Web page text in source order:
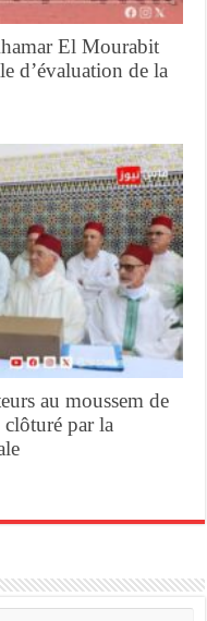
El Mourabit
d’évaluation de la
au moussem de
par la